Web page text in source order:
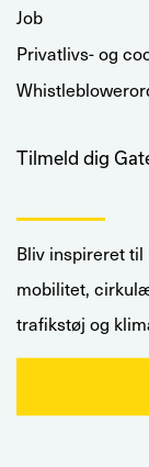
Job
Privatlivs- og
Tilmeld dig
Bliv inspireret
mobilitet,
trafikstøj og